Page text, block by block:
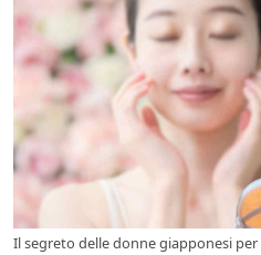
Il segreto delle donne giapponesi